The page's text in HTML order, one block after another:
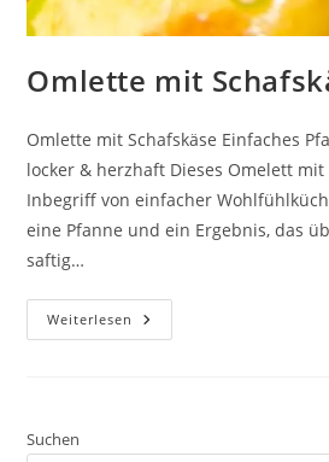
Omlette mit
Omlette mit Schafskäse Einfaches
locker & herzhaft Dieses Omelett mit
Inbegriff von einfacher
eine Pfanne und ein Ergebnis, das
saftig…
Weiterlesen Omlette
Mit
Suchen